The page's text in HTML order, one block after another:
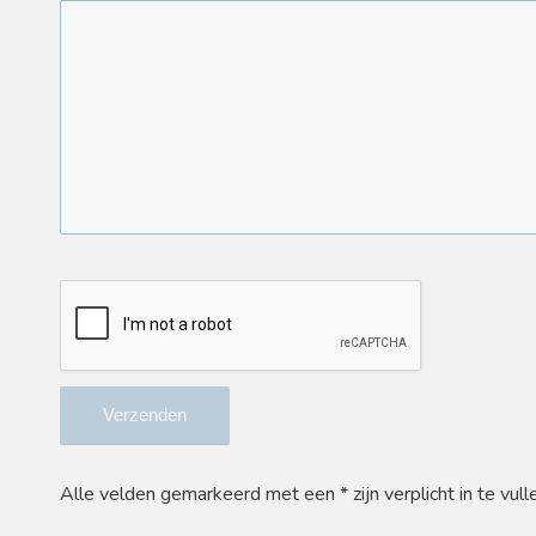
Alle velden gemarkeerd met een * zijn verplicht in te